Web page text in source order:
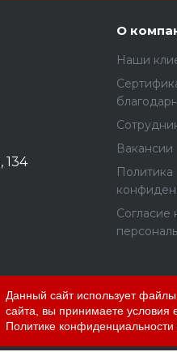
134
О
Наши
Вакансии
Политика
Согласие
Решения»
Данный сайт использует
сайта, вы принимаете
Политике конфиденциальности